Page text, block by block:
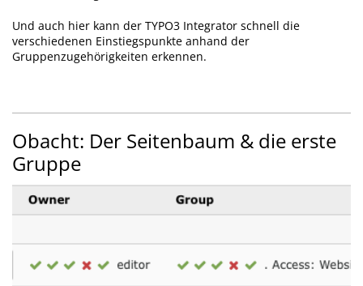
Und auch hier kann der TYPO3 Integrator schnell die
verschiedenen Einstiegspunkte anhand der
Gruppenzugehörigkeiten erkennen.
Obacht: Der Seitenbaum & die erste
Gruppe